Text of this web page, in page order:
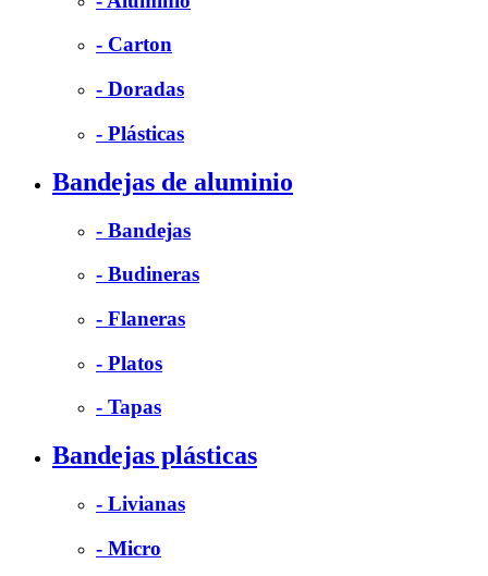
- Carton
- Doradas
- Plásticas
Bandejas de aluminio
- Bandejas
- Budineras
- Flaneras
- Platos
- Tapas
Bandejas plásticas
- Livianas
- Micro